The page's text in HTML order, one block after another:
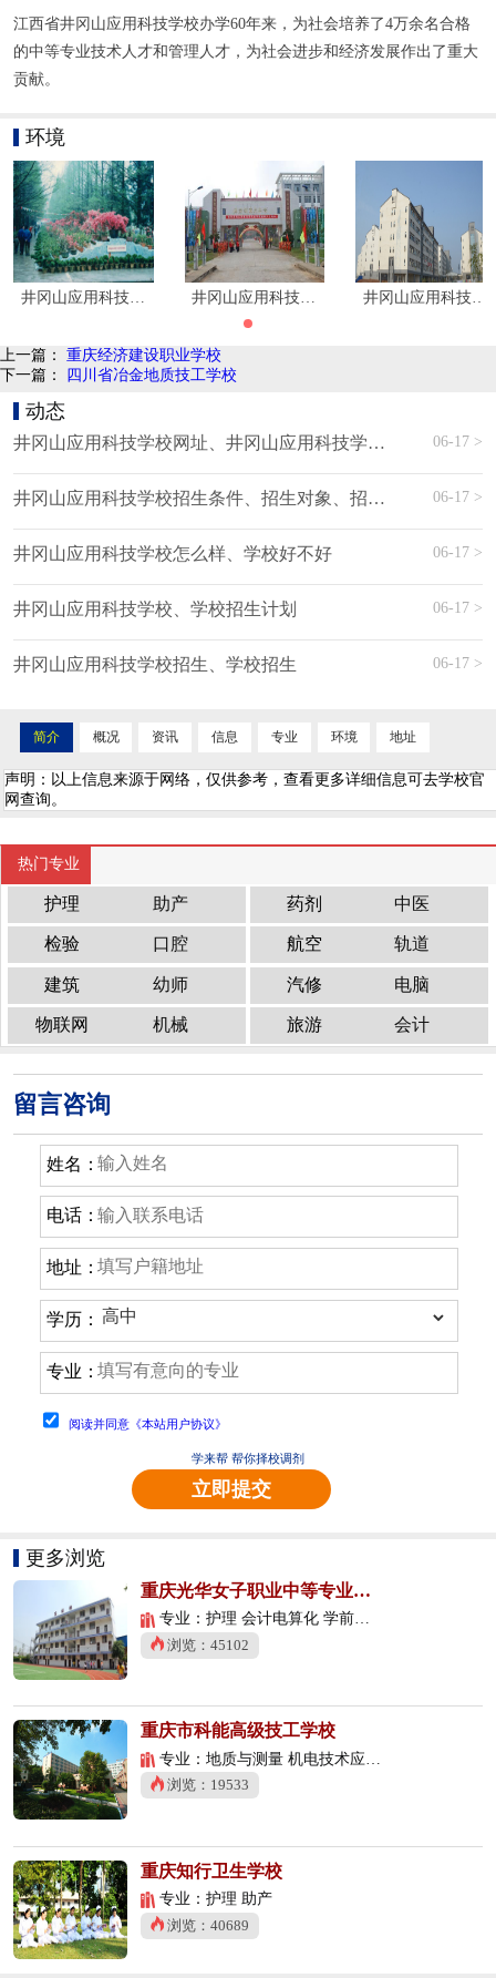
江西省井冈山应用科技学校办学60年来，为社会培养了4万余名合格
的中等专业技术人才和管理人才，为社会进步和经济发展作出了重大
贡献。
环境
井冈山应用科技学校环境 井冈山应用科技学校大门 井冈山应用科技学
上一篇： 重庆经济建设职业学校
下一篇： 四川省冶金地质技工学校
动态
井冈山应用科技学校网址、井冈山应用科技学校网站 06-17 >
井冈山应用科技学校招生条件、招生对象、招生分数 06-17 >
井冈山应用科技学校怎么样、学校好不好 06-17 >
井冈山应用科技学校、学校招生计划 06-17 >
井冈山应用科技学校招生、学校招生 06-17 >
简介 概况 资讯 信息 专业 环境 地址
声明：以上信息来源于网络，仅供参考，查看更多详细信息可去学校官
网查询。
热门专业
护理 助产 药剂 中医
检验 口腔 航空 轨道
建筑 幼师 汽修 电脑
物联网 机械 旅游 会计
留言咨询
姓名：
电话：
地址：
学历：
专业：
阅读并同意《本站用户协议》
学来帮 帮你择校调剂
立即提交
更多浏览
重庆光华女子职业中等专业学校
专业：护理 会计电算化 学前教育
浏览：45102
重庆市科能高级技工学校
专业：地质与测量 机电技术应用 数控技术应用
浏览：19533
重庆知行卫生学校
专业：护理 助产
浏览：40689